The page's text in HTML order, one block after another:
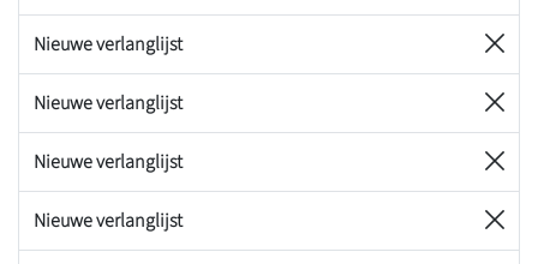
Nieuwe verlanglijst
Nieuwe verlanglijst
Nieuwe verlanglijst
Nieuwe verlanglijst